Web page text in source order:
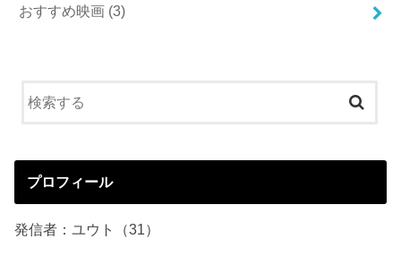
おすすめ映画 (3)
プロフィール
発信者：ユウト（31）